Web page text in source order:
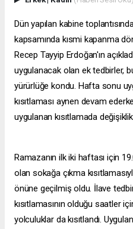
Dün yapılan kabine
kapsamında kısmi kapanma
Recep Tayyip Erdoğan'ın
uygulanacak olan ek tedbirler,
yürürlüğe kondu. Hafta sonu
kısıtlaması aynen devam
uygulanan kısıtlamada değişiklik
Ramazanın ilk iki haftası için
olan sokağa çıkma
önüne geçilmiş oldu. İlave
kısıtlamasının olduğu saatler
yolculuklar da kısıtlandı.